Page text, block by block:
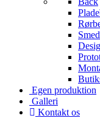
Egen produktion
Galleri
Kontakt os